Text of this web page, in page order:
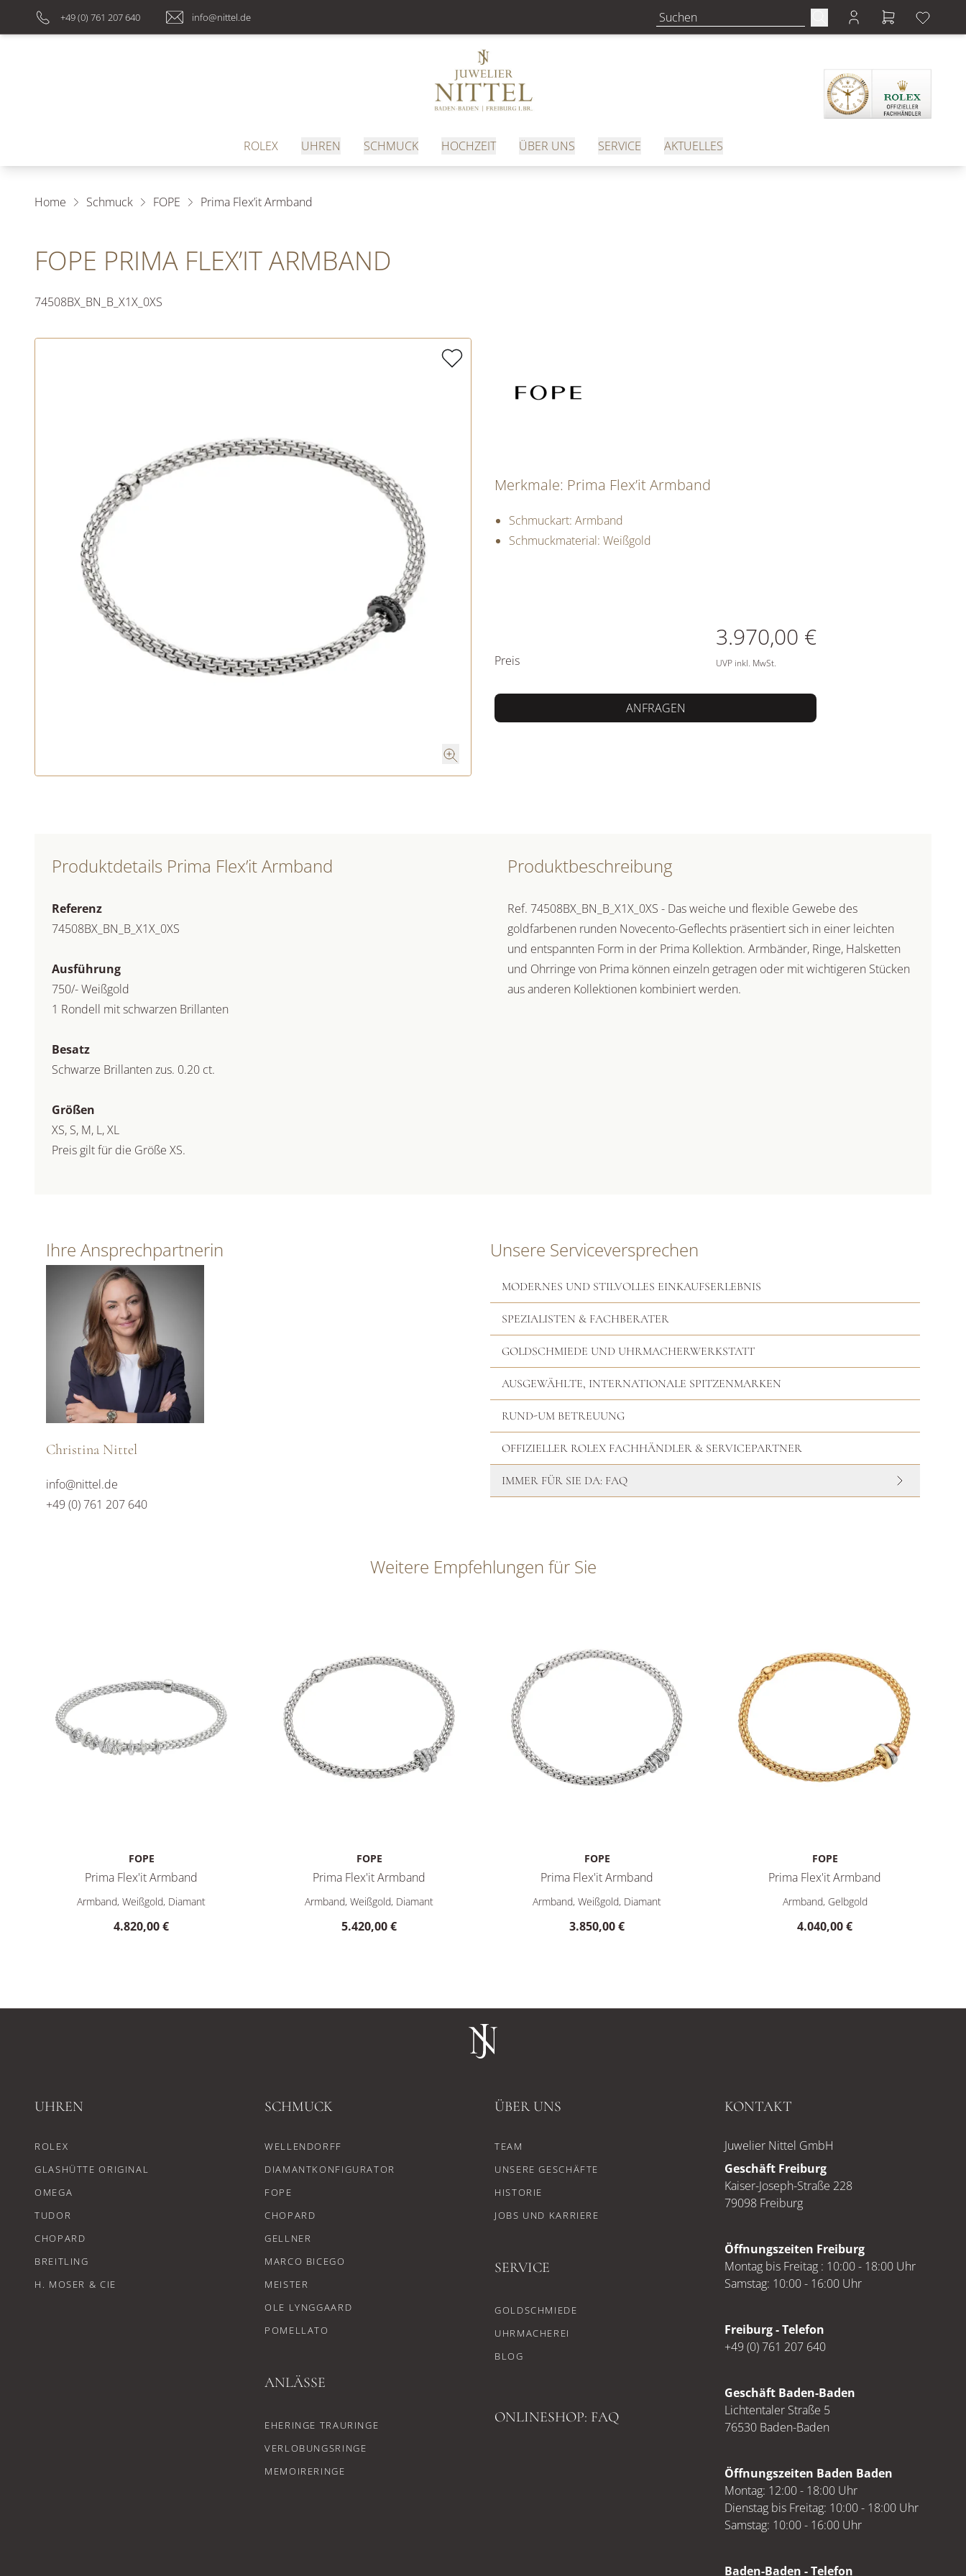
+49 (0) 761 207 640 info@nittel.de
ROLEX UHREN SCHMUCK HOCHZEIT ÜBER UNS SERVICE AKTUELLES
Home Schmuck FOPE Prima Flex’it Armband
FOPE PRIMA FLEX’IT ARMBAND
74508BX_BN_B_X1X_0XS
Merkmale: Prima Flex’it Armband
Schmuckart: Armband
Schmuckmaterial: Weißgold
PREISINFORMATIONEN
Preis
3.970,00 €
UVP inkl. MwSt.
ANFRAGEN
Produktdetails Prima Flex’it Armband
Referenz
74508BX_BN_B_X1X_0XS
Ausführung
750/- Weißgold
1 Rondell mit schwarzen Brillanten
Besatz
Schwarze Brillanten zus. 0.20 ct.
Größen
XS, S, M, L, XL
Preis gilt für die Größe XS.
Produktbeschreibung
Ref. 74508BX_BN_B_X1X_0XS - Das weiche und flexible Gewebe des
goldfarbenen runden Novecento-Geflechts präsentiert sich in einer leichten
und entspannten Form in der Prima Kollektion. Armbänder, Ringe, Halsketten
und Ohrringe von Prima können einzeln getragen oder mit wichtigeren Stücken
aus anderen Kollektionen kombiniert werden.
Ihre Ansprechpartnerin
Christina Nittel
info@nittel.de
+49 (0) 761 207 640
Unsere Serviceversprechen
MODERNES UND STILVOLLES EINKAUFSERLEBNIS
SPEZIALISTEN & FACHBERATER
GOLDSCHMIEDE UND UHRMACHERWERKSTATT
AUSGEWÄHLTE, INTERNATIONALE SPITZENMARKEN
RUND-UM BETREUUNG
OFFIZIELLER ROLEX FACHHÄNDLER & SERVICEPARTNER
IMMER FÜR SIE DA: FAQ
Weitere Empfehlungen für Sie
FOPE
Prima Flex'it Armband
FOPE Prima Flex'it Armband, Ref: 74708BX_BB_B_XBX_0XS, Preis: 4.820,00 €
Armband, Weißgold, Diamant
4.820,00 €
FOPE
Prima Flex'it Armband
FOPE Prima Flex'it Armband, Ref: 74408BX_PB_B_BBB_0XS, Preis: 5.420,00 €
Armband, Weißgold, Diamant
5.420,00 €
FOPE
Prima Flex'it Armband
FOPE Prima Flex'it Armband, Ref: 74608BX_BB_B_XBX_0XS, Preis: 3.850,00 €
Armband, Weißgold, Diamant
3.850,00 €
FOPE
Prima Flex'it Armband
FOPE Prima Flex'it Armband, Ref:
Armband, Gelbgold
4.040,00 €
UHREN
ROLEX
GLASHÜTTE ORIGINAL
OMEGA
TUDOR
CHOPARD
BREITLING
H. MOSER & CIE
SCHMUCK
WELLENDORFF
DIAMANTKONFIGURATOR
FOPE
CHOPARD
GELLNER
MARCO BICEGO
MEISTER
OLE LYNGGAARD
POMELLATO
ANLÄSSE
EHERINGE TRAURINGE
VERLOBUNGSRINGE
MEMOIRERINGE
ÜBER UNS
TEAM
UNSERE GESCHÄFTE
HISTORIE
JOBS UND KARRIERE
SERVICE
GOLDSCHMIEDE
UHRMACHEREI
BLOG
ONLINESHOP: FAQ
KONTAKT
Juwelier Nittel GmbH
Geschäft Freiburg
Kaiser-Joseph-Straße 228
79098 Freiburg
Öffnungszeiten Freiburg
Montag bis Freitag : 10:00 - 18:00 Uhr
Samstag: 10:00 - 16:00 Uhr
Freiburg - Telefon
+49 (0) 761 207 640
Geschäft Baden-Baden
Lichtentaler Straße 5
76530 Baden-Baden
Öffnungszeiten Baden Baden
Montag: 12:00 - 18:00 Uhr
Dienstag bis Freitag: 10:00 - 18:00 Uhr
Samstag: 10:00 - 16:00 Uhr
Baden-Baden - Telefon